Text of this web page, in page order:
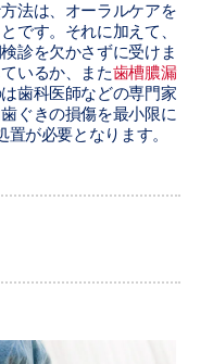
法は、オーラルケアを
です。それに加えて、
診を欠かさずに受けま
いるか、また歯槽膿漏
歯科医師などの専門家
ぐきの損傷を最小限に
が必要となります。